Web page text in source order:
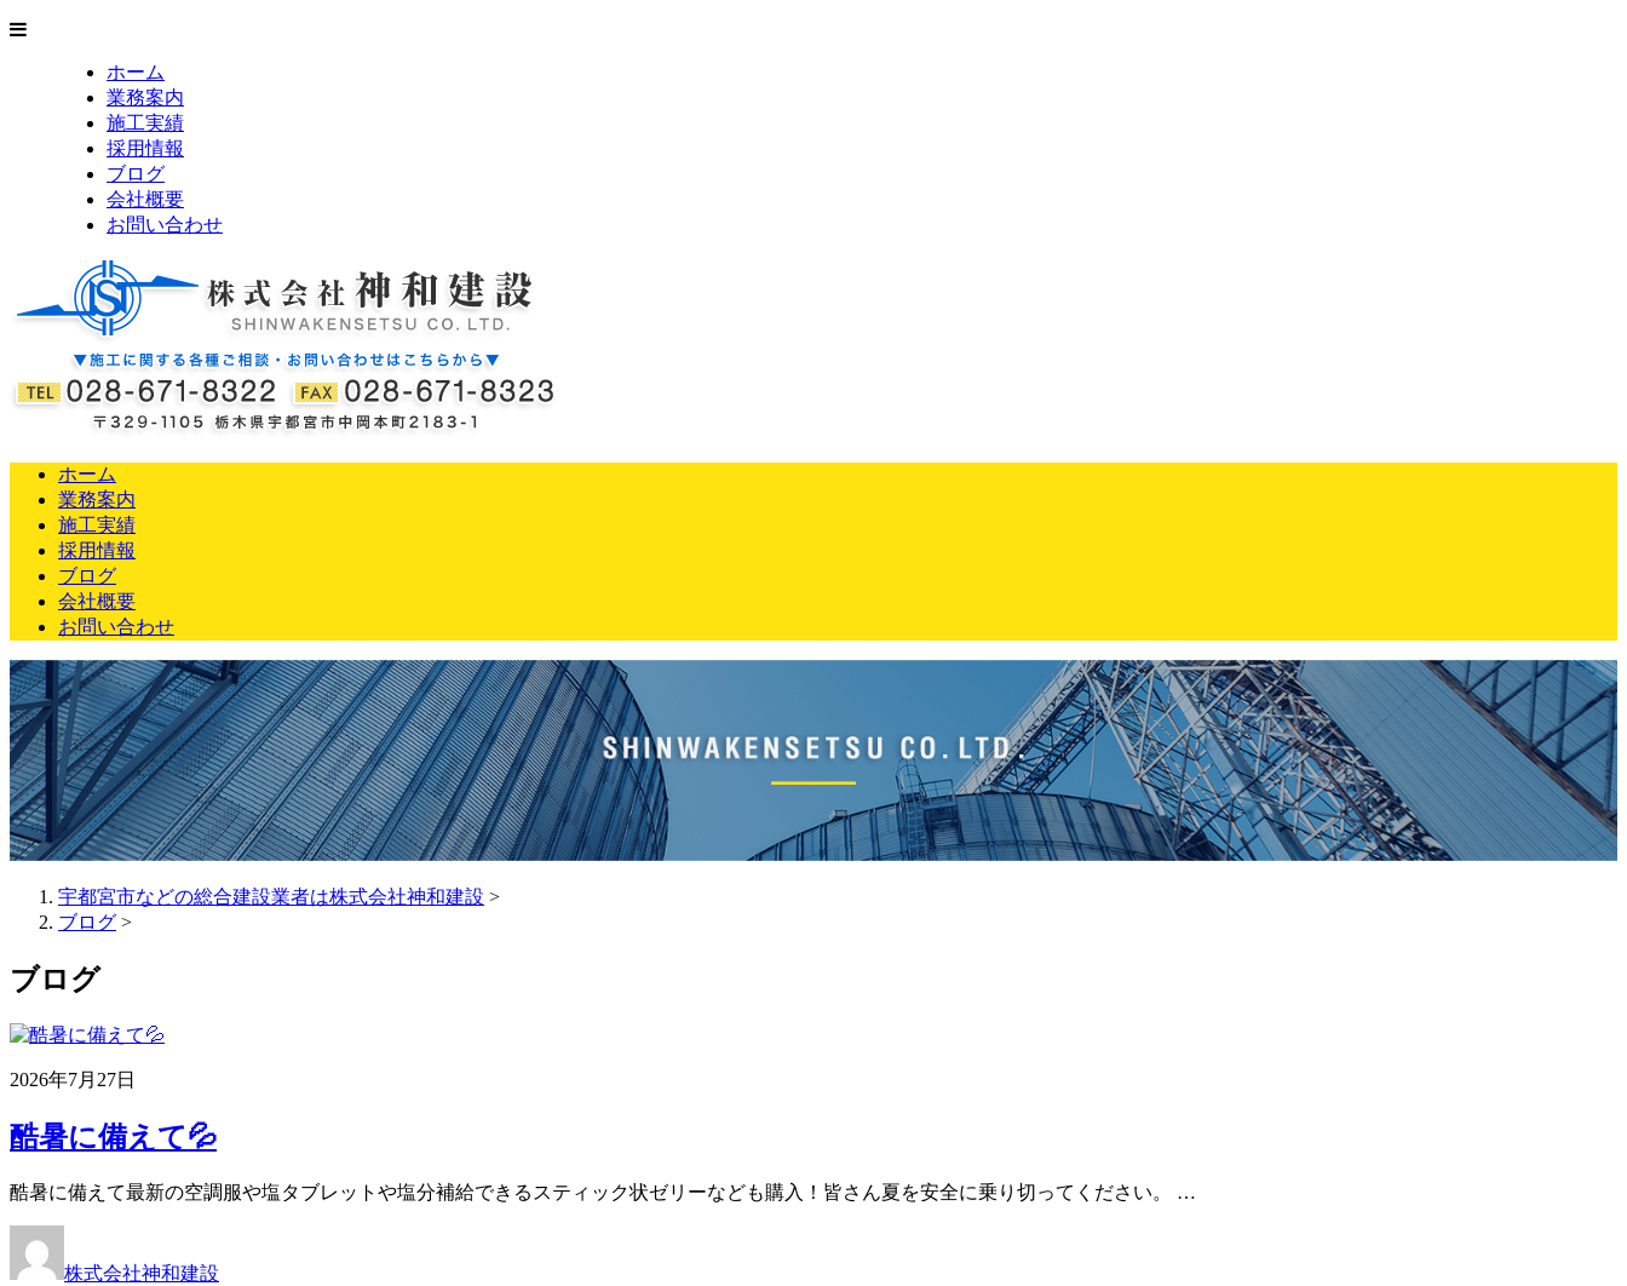
ホーム
業務案内
施工実績
採用情報
ブログ
会社概要
お問い合わせ
ホーム
業務案内
施工実績
採用情報
ブログ
会社概要
お問い合わせ
宇都宮市などの総合建設業者は株式会社神和建設 >
ブログ >
ブログ
2026年7月27日
酷暑に備えて💦
酷暑に備えて最新の空調服や塩タブレットや塩分補給できるスティック状ゼリーなども購入！皆さん夏を安全に乗り切ってください。 …
株式会社神和建設